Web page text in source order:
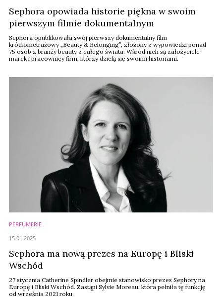
Sephora opowiada historie piękna w swoim
pierwszym filmie dokumentalnym
Sephora opublikowała swój pierwszy dokumentalny film
krótkometrażowy „Beauty & Belonging”, złożony z wypowiedzi ponad
75 osób z branży beauty z całego świata. Wśród nich są założyciele
marek i pracownicy firm, którzy dzielą się swoimi historiami.
PERFUMERIE
Sephora ma nową prezes na Europę i Bliski
Wschód
27 stycznia Catherine Spindler obejmie stanowisko prezes Sephory na
Europę i Bliski Wschód. Zastąpi Sylvie Moreau, która pełniła tę funkcję
od września 2021 roku.
15.01.2025